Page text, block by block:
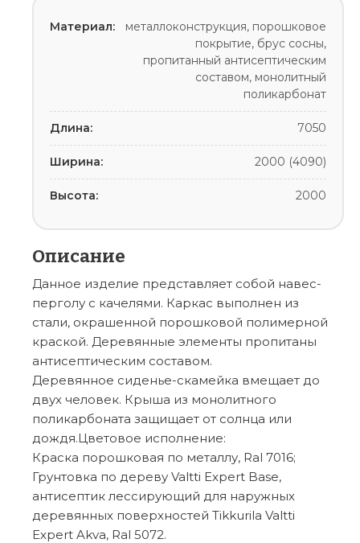
Материал:
металлоконструкция, порошковое
покрытие, брус сосны,
пропитанный антисептическим
составом, монолитный
поликарбонат
Длина: 7050
Ширина: 2000 (4090)
Высота: 2000
Описание
Данное изделие представляет собой навес-
перголу с качелями. Каркас выполнен из
стали, окрашенной порошковой полимерной
краской. Деревянные элементы пропитаны
антисептическим составом.
Деревянное сиденье-скамейка вмещает до
двух человек. Крыша из монолитного
поликарбоната защищает от солнца или
дождя.Цветовое исполнение:
Краска порошковая по металлу, Ral 7016;
Грунтовка по дереву Valtti Expert Base,
антисептик лессирующий для наружных
деревянных поверхностей Tikkurila Valtti
Expert Akva, Ral 5072.